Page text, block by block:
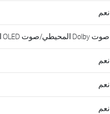
نعم
صوت Dolby المحيطي/صوت OLED المحيطي
نعم
نعم
نعم